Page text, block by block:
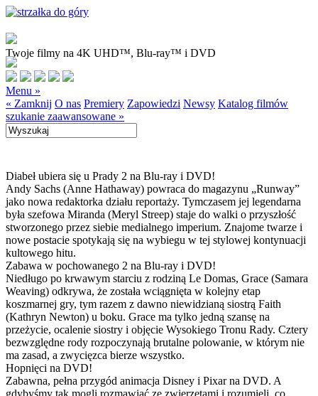
Twoje filmy na 4K UHD™, Blu-ray™ i DVD
Menu »
« Zamknij O nas Premiery Zapowiedzi Newsy Katalog filmów
szukanie zaawansowane »
Diabeł ubiera się u Prady 2 na Blu-ray i DVD!
Andy Sachs (Anne Hathaway) powraca do magazynu „Runway”
jako nowa redaktorka działu reportaży. Tymczasem jej legendarna
była szefowa Miranda (Meryl Streep) staje do walki o przyszłość
stworzonego przez siebie medialnego imperium. Znajome twarze i
nowe postacie spotykają się na wybiegu w tej stylowej kontynuacji
kultowego hitu.
Zabawa w pochowanego 2 na Blu-ray i DVD!
Niedługo po krwawym starciu z rodziną Le Domas, Grace (Samara
Weaving) odkrywa, że została wciągnięta w kolejny etap
koszmarnej gry, tym razem z dawno niewidzianą siostrą Faith
(Kathryn Newton) u boku. Grace ma tylko jedną szansę na
przeżycie, ocalenie siostry i objęcie Wysokiego Tronu Rady. Cztery
bezwzględne rody rozpoczynają brutalne polowanie, w którym nie
ma zasad, a zwycięzca bierze wszystko.
Hopnięci na DVD!
Zabawna, pełna przygód animacja Disney i Pixar na DVD. A
gdybyśmy tak mogli rozmawiać ze zwierzętami i rozumieli, co